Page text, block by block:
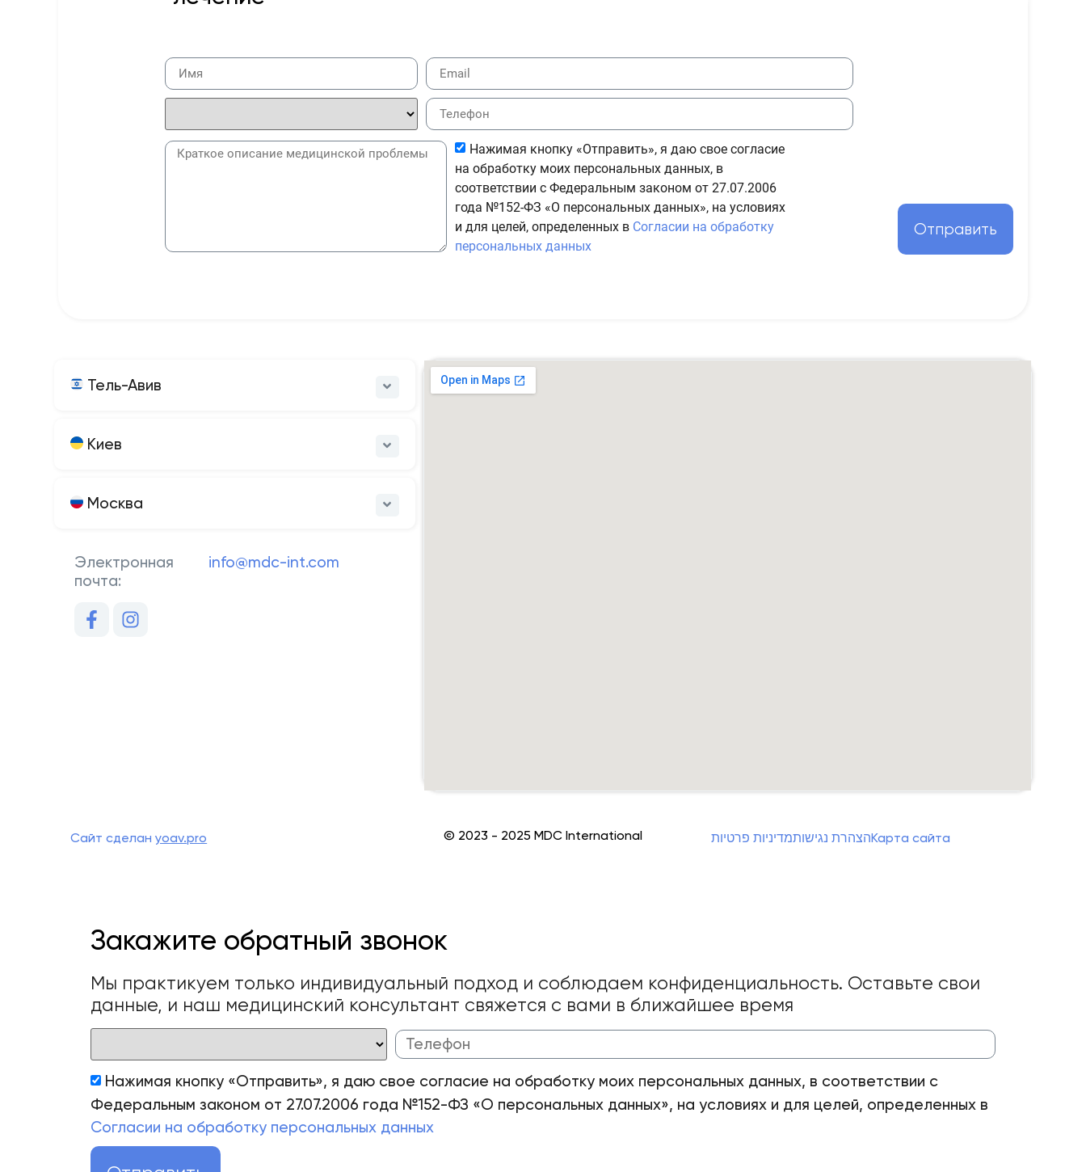
Нажимая кнопку «Отправить», я даю свое согласие
на обработку моих персональных данных, в
соответствии с Федеральным законом от 27.07.2006
года №152-ФЗ «О персональных данных», на условиях
и для целей, определенных в Согласии на обработку
персональных данных
Отправить
Тель-Авив
Киев
Москва
Электронная
почта:
info@mdc-int.com
Сайт сделанyoav.pro © 2023 - 2025 MDC International מדיניות פרטיותהצהרת נגישותКарта сайта
Закажите обратный звонок
Мы практикуем только индивидуальный подход и соблюдаем конфиденциальность. Оставьте свои
данные, и наш медицинский консультант свяжется с вами в ближайшее время
Нажимая кнопку «Отправить», я даю свое согласие на обработку моих персональных данных, в соответствии с
Федеральным законом от 27.07.2006 года №152-ФЗ «О персональных данных», на условиях и для целей, определенных в
Согласии на обработку персональных данных